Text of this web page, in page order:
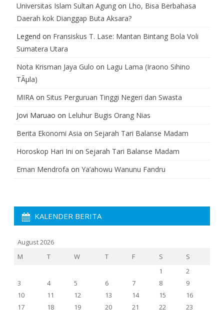
Universitas Islam Sultan Agung on Lho, Bisa Berbahasa
Daerah kok Dianggap Buta Aksara?
Legend on Fransiskus T. Lase: Mantan Bintang Bola Voli
Sumatera Utara
Nota Krisman Jaya Gulo on Lagu Lama (Iraono Sihino
TÃµla)
MIRA on Situs Perguruan Tinggi Negeri dan Swasta
Jovi Maruao on Leluhur Bugis Orang Nias
Berita Ekonomi Asia on Sejarah Tari Balanse Madam
Horoskop Hari Ini on Sejarah Tari Balanse Madam
Eman Mendrofa on Ya’ahowu Wanunu Fandru
KALENDER BERITA
August 2026
M
T W T F S
S
1
2
3
4 5 6 7 8
9
10
11 12 13 14 15
16
17
18 19 20 21 22 23